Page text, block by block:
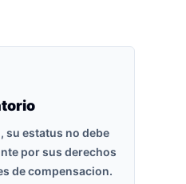
su estatus no debe
por sus derechos
de compensacion.